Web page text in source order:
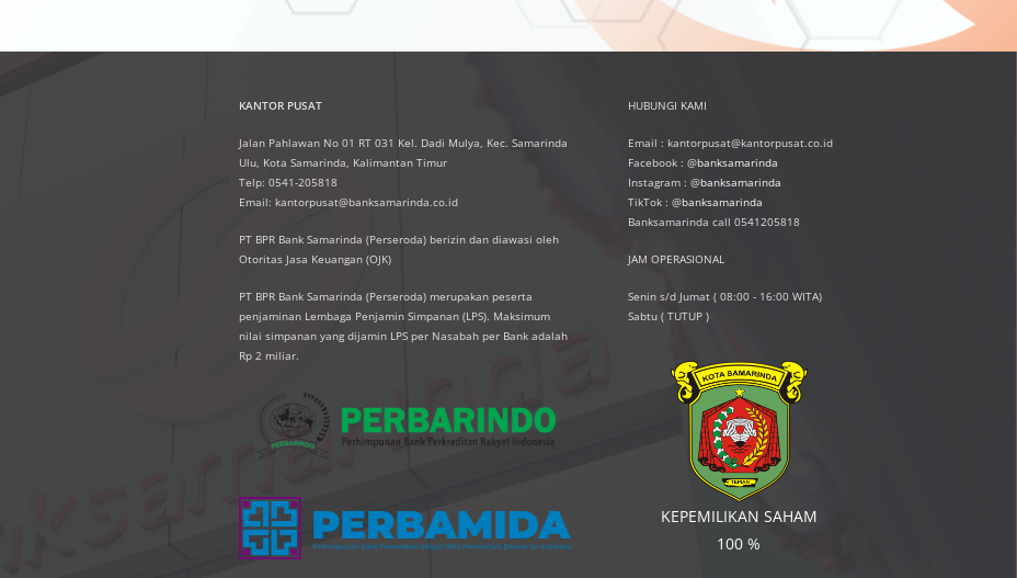
KANTOR PUSAT
Jalan Pahlawan No 01 RT 031 Kel. Dadi Mulya, Kec. Samarinda
Ulu, Kota Samarinda, Kalimantan Timur
Telp: 0541-205818
Email: kantorpusat@banksamarinda.co.id
PT BPR Bank Samarinda (Perseroda) berizin dan diawasi oleh
Otoritas Jasa Keuangan (OJK)
PT BPR Bank Samarinda (Perseroda) merupakan peserta
penjaminan Lembaga Penjamin Simpanan (LPS). Maksimum
nilai simpanan yang dijamin LPS per Nasabah per Bank adalah
Rp 2 miliar.
HUBUNGI KAMI
Email : kantorpusat@kantorpusat.co.id
Facebook : @banksamarinda
Instagram : @banksamarinda
TikTok : @banksamarinda
Banksamarinda call 0541205818
JAM OPERASIONAL
Senin s/d Jumat ( 08:00 - 16:00 WITA)
Sabtu ( TUTUP )
KEPEMILIKAN SAHAM
100 %